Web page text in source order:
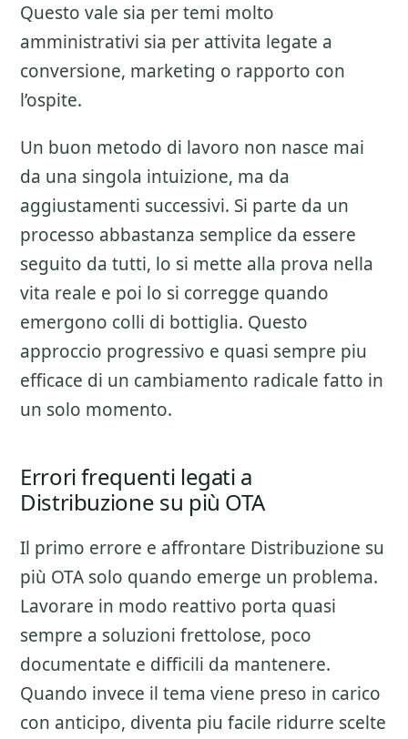
Questo vale sia per temi molto
amministrativi sia per attivita legate a
conversione, marketing o rapporto con
l’ospite.
Un buon metodo di lavoro non nasce mai
da una singola intuizione, ma da
aggiustamenti successivi. Si parte da un
processo abbastanza semplice da essere
seguito da tutti, lo si mette alla prova nella
vita reale e poi lo si corregge quando
emergono colli di bottiglia. Questo
approccio progressivo e quasi sempre piu
efficace di un cambiamento radicale fatto in
un solo momento.
Errori frequenti legati a
Distribuzione su più OTA
Il primo errore e affrontare Distribuzione su
più OTA solo quando emerge un problema.
Lavorare in modo reattivo porta quasi
sempre a soluzioni frettolose, poco
documentate e difficili da mantenere.
Quando invece il tema viene preso in carico
con anticipo, diventa piu facile ridurre scelte